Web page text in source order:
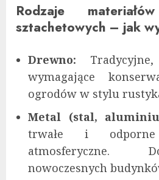
Rodzaje
sztachetowych – jak
Drewno:
wymagające
ogrodów w stylu
Metal (stal,
trwałe i
atmosferyczne.
nowoczesnych